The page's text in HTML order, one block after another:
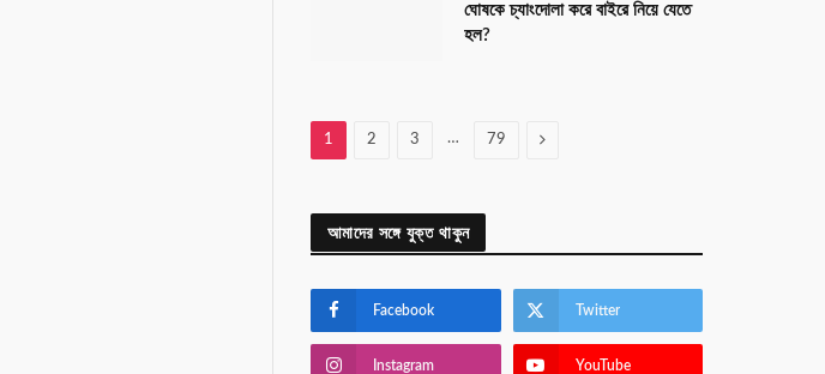
ঘোষকে চ্যাংদোলা করে বাইরে নিয়ে যেতে
হল?
1 2 3 … 79 Next
আমাদের সঙ্গে যুক্ত থাকুন
Facebook Twitter
Instagram YouTube